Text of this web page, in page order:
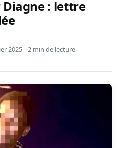
: lettre
2025 2 min de lecture